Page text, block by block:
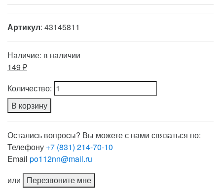
Артикул: 43145811
Наличие: в наличии
149 ₽
Количество:
В корзину
Остались вопросы? Вы можете с нами связаться по:
Телефону +7 (831) 214-70-10
Email po112nn@mail.ru
или
Перезвоните мне